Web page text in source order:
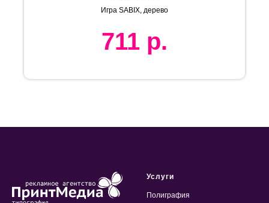
Игра SABIX, дерево
711 р.
Услуги
Полиграфия